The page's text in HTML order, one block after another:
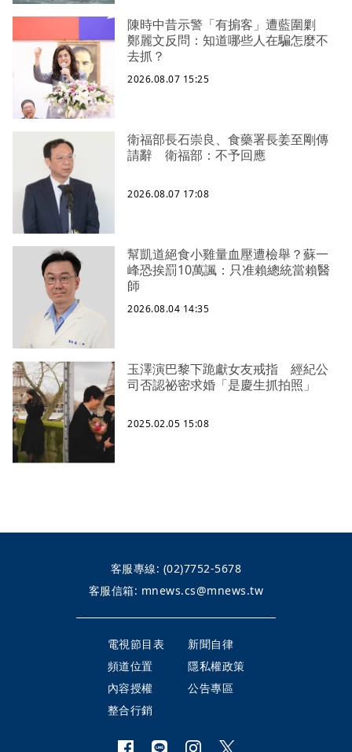
陳時中昔示警「有掮客」遭藍圍剿
鄭麗文反問：知道哪些人在騙怎麼不
去抓？
2026.08.07 15:25
衛福部長石崇良、食藥署長姜至剛傳
請辭 衛福部：不予回應
2026.08.07 17:08
幫凱道絕食小雞量血壓遭檢舉？蘇一
峰恐挨罰10萬諷：只准賴總統當賴醫
師
2026.08.04 14:35
玉澤演巴黎下跪獻女友戒指 經紀公
司否認祕密求婚「是慶生抓拍照」
2025.02.05 15:08
客服專線: (02)7752-5678
客服信箱: mnews.cs@mnews.tw
電視節目表
新聞自律
頻道位置
隱私權政策
內容授權
公告專區
整合行銷